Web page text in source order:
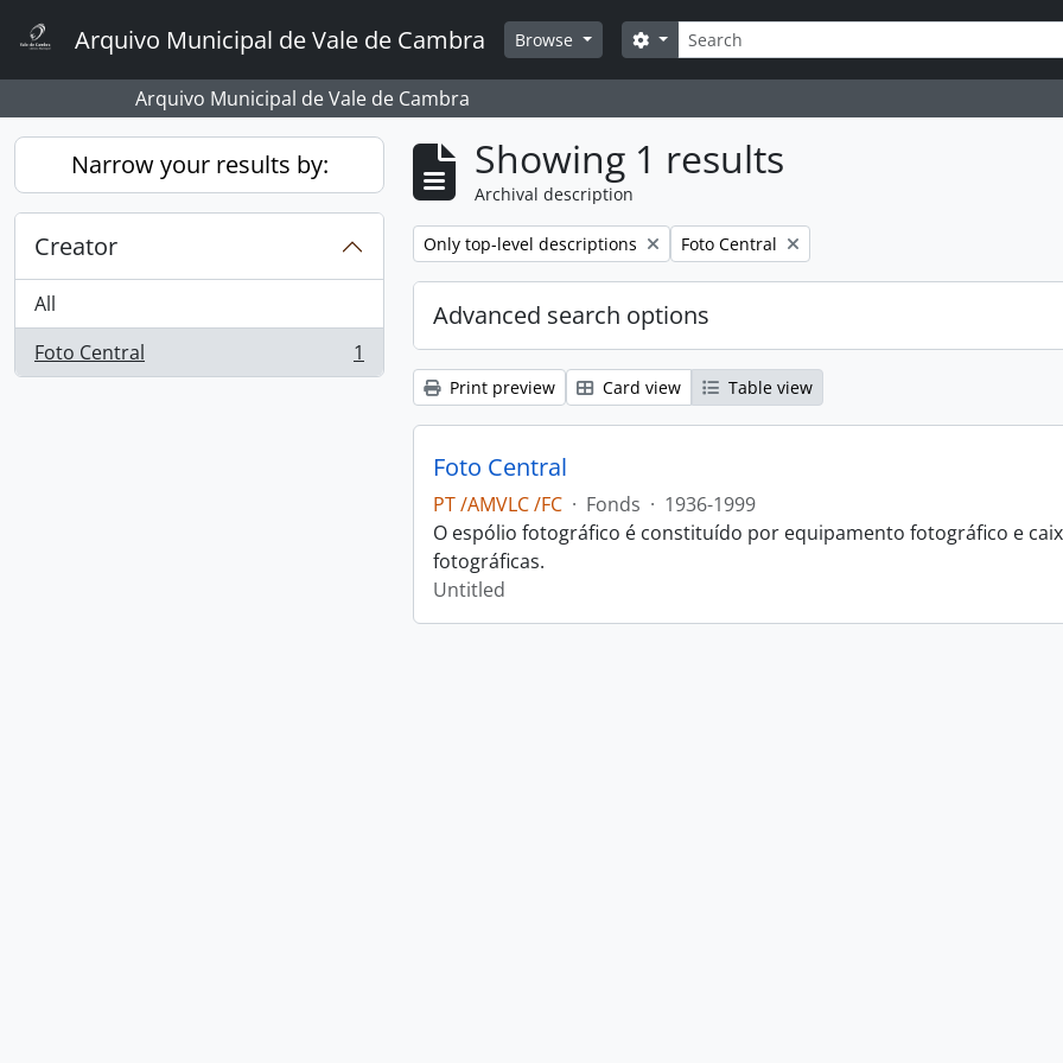
Arquivo Municipal de Vale de Cambra Browse Search
Search options
Arquivo Municipal de Vale de Cambra
Narrow your results by:
Creator
All
Foto Central
, 1 results 1
Showing 1 results
Archival description
Remove filter:
Only top-level descriptions Remove filter:
Foto Central
Advanced search options
Print preview Card view Table view
Foto Central
PT /AMVLC /FC · Fonds · 1936-1999
O espólio fotográfico é constituído por equipamento fotográfico e
fotográficas.
Untitled